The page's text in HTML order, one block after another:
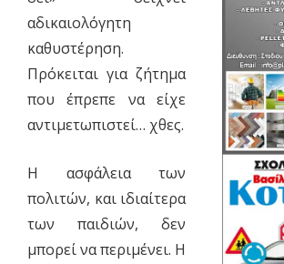
αδικαιολόγητη
καθυστέρηση.
Πρόκειται για ζήτημα
που έπρεπε να είχε
αντιμετωπιστεί… χθες.
Η ασφάλεια των
πολιτών, και ιδιαίτερα
των παιδιών, δεν
μπορεί να περιμένει. Η